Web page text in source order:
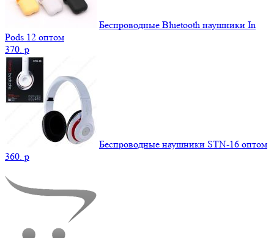
Беспроводные Bluetooth наушники In
Pods 12 оптом
370. p
Беспроводные наушники STN-16 оптом
360. p